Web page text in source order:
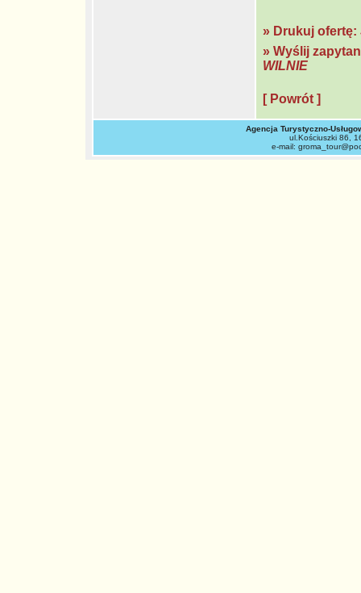
» Drukuj ofertę:
» Wyślij
WILNIE
[ Powrót ]
Agencja Turystyczno-
ul.Kościuszki 86,
e-mail: